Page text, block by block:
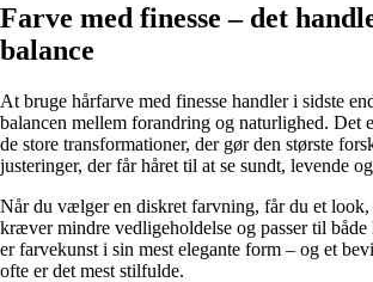
Farve med finesse – det
balance
At bruge hårfarve med finesse handler i sidste
balancen mellem forandring og naturlighed. Det
de store transformationer, der gør den største
justeringer, der får håret til at se sundt, levende
Når du vælger en diskret farvning, får du et
kræver mindre vedligeholdelse og passer til
er farvekunst i sin mest elegante form – og et
ofte er det mest stilfulde.